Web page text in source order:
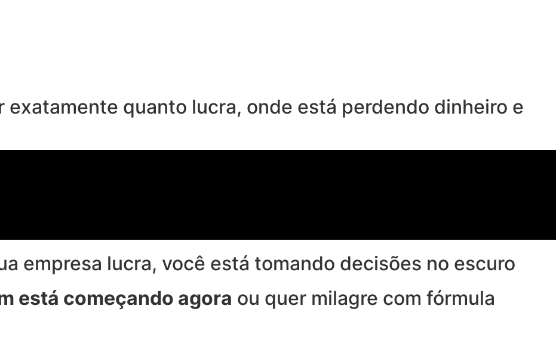
exatamente quanto lucra, onde está perdendo dinheiro e
empresa lucra, você está tomando decisões no escuro
está começando agora ou quer milagre com fórmula